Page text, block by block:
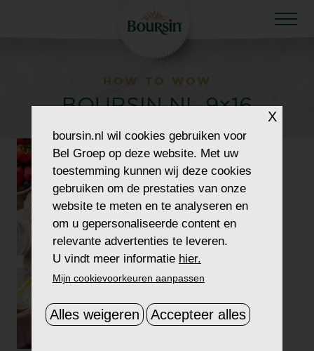
HOW TO WOW
BOURSIN NL 9×16 X
boursin.nl wil cookies gebruiken voor
Bel Groep op deze website. Met uw
toestemming kunnen wij deze cookies
gebruiken om de prestaties van onze
website te meten en te analyseren en
om u gepersonaliseerde content en
relevante advertenties te leveren.
U vindt meer informatie hier.
Mijn cookievoorkeuren aanpassen
Alles weigeren Accepteer alles